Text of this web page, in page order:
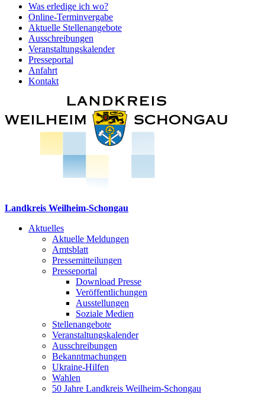
Was erledige ich wo?
Online-Terminvergabe
Aktuelle Stellenangebote
Ausschreibungen
Veranstaltungskalender
Presseportal
Anfahrt
Kontakt
Landkreis Weilheim-Schongau
Aktuelles
Aktuelle Meldungen
Amtsblatt
Pressemitteilungen
Presseportal
Download Presse
Veröffentlichungen
Ausstellungen
Soziale Medien
Stellenangebote
Veranstaltungskalender
Ausschreibungen
Bekanntmachungen
Ukraine-Hilfen
Wahlen
50 Jahre Landkreis Weilheim-Schongau